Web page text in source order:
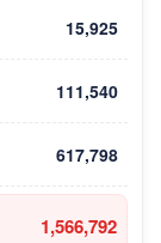
15,925
111,540
617,798
1,566,792